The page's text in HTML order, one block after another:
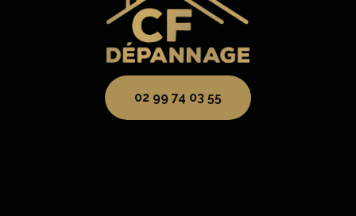
02 99 74 03 55